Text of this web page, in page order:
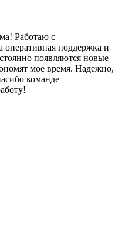
Работаю с
оперативная поддержка и
появляются новые
мое время. Надежно,
команде